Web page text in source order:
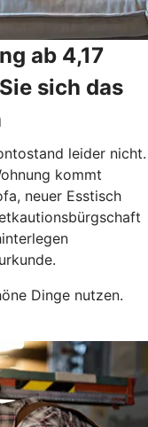
ab 4,17
sich das
leider nicht.
kommt
neuer Esstisch
Dinge nutzen.